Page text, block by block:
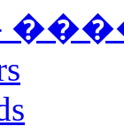
-